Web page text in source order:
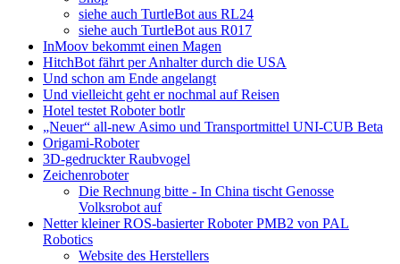
siehe auch TurtleBot aus RL24
siehe auch TurtleBot aus R017
InMoov bekommt einen Magen
HitchBot fährt per Anhalter durch die USA
Und schon am Ende angelangt
Und vielleicht geht er nochmal auf Reisen
Hotel testet Roboter botlr
„Neuer“ all-new Asimo und Transportmittel UNI-CUB Beta
Origami-Roboter
3D-gedruckter Raubvogel
Zeichenroboter
Die Rechnung bitte - In China tischt Genosse
Volksrobot auf
Netter kleiner ROS-basierter Roboter PMB2 von PAL
Robotics
Website des Herstellers